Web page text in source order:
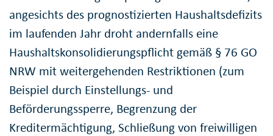
angesichts des prognostizierten Haushaltsdefizits
im laufenden Jahr droht andernfalls eine
Haushaltskonsolidierungspflicht gemäß § 76 GO
NRW mit weitergehenden Restriktionen (zum
Beispiel durch Einstellungs- und
Beförderungssperre, Begrenzung der
Kreditermächtigung, Schließung von freiwilligen